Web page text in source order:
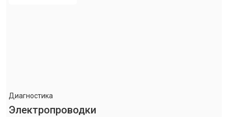
Диагностика
Электропроводки